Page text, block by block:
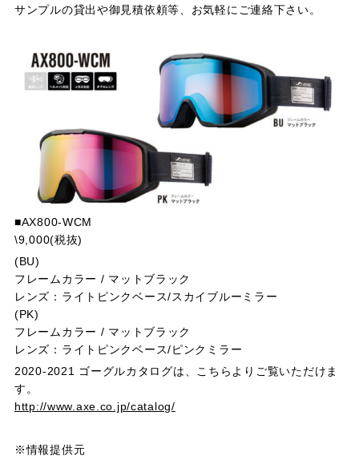
サンプルの貸出や御見積依頼等、お気軽にご連絡下さい。
■AX800-WCM
\9,000(税抜)
(BU)
フレームカラー / マットブラック
レンズ：ライトピンクベース/スカイブルーミラー
(PK)
フレームカラー / マットブラック
レンズ：ライトピンクベース/ピンクミラー
2020-2021 ゴーグルカタログは、こちらよりご覧いただけま
す。
http://www.axe.co.jp/catalog/
※情報提供元